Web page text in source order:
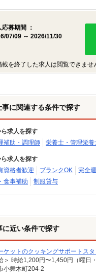
応募期間 ：
07/09 ～ 2026/11/30
を終了した求人は閲覧できませ
事に関連する条件で探す
求人を探す
補助・調理師
栄養士・管理栄養
求人を探す
資格者歓迎
ブランクOK 完全
食事補助
制服貸与
に近い条件で探す
ケットのクッキングサポートスタ
小舞木町204-2